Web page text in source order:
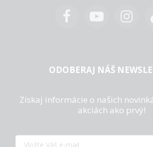
ODOBERAJ NÁŠ
Získaj informácie o našich
akciách ako prvý!